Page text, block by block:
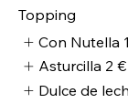
Topping
Con Nutella
Asturcilla 2 €
Dulce de